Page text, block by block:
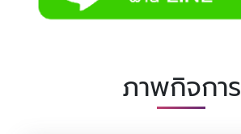
ภาพกิจการ